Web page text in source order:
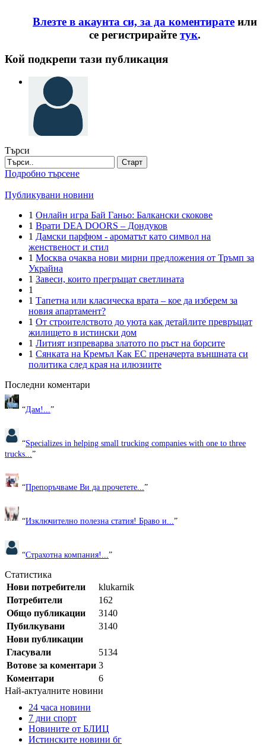
Влезте в акаунта си, за да коментирате или
се регистрирайте тук.
Кой подкрепи тази публикация
Търси
Старт
Подробно търсене
Публикувани новини
1 Онлайн игра Бай Ганьо: Балкански скокове
1 Врати DEA DOORS – Дондуков
1 Дамски парфюм - ароматът като символ на
женственост и стил
1 Москва очаква нови мирни предложения от Тръмп за
Украйна
1 Завеси, които прегръщат светлината
1
1 Тапетна или класическа врата – кое да изберем за
новия апартамент?
1 От строителството до уюта как детайлите превръщат
жилището в истински дом
1 Литият изпреварва златото по ръст на борсите
1 Сянката на Кремъл Как ЕС преначерта външната си
политика след края на илюзиите
Последни коментари
“Дам!... ”
“Specializes in helping small trucking companies with one to three
trucks... ”
“Препоръчваме Ви да прочетете...”
“Изключително полезна статия! Браво и... ”
“Страхотна компания!... ”
Статистика
Нови потребители
klukarnik
Потребители
162
Общо публикации
3140
Пубилкувани
3140
Нови публикации
Гласували
5134
Вотове за коментари 3
Коментари
6
Най-актуалните новини
24 часа новини
7 дни спорт
Новините от БЛИЦ
Истинските новини бг